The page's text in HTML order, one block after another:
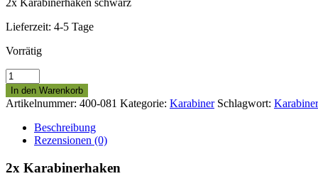
Lieferzeit: 4-5 Tage
Vorrätig
2x
Karabinerhaken
schwarz
In den Warenkorb
Artikelnummer: 400-081 Kategorie: Karabiner Schlagwort:
Beschreibung
Rezensionen (0)
2x Karabinerhaken